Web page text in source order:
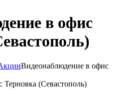
в офис
Видеонаблюдение в офис
(Севастополь)